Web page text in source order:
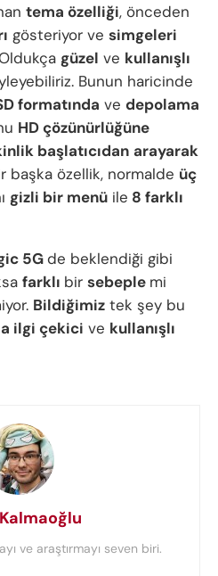
tema özelliği, önceden
gösteriyor ve simgeleri
güzel ve kullanışlı
Bunun haricinde
formatında ve depolama
HD çözünürlüğüne
başlatıcıdan arayarak
başka özellik, normalde üç
gizli bir menü ile 8 farklı
5Gde beklendiği gibi
farklı bir sebeple mi
Bildiğimiz tek şey bu
ilgi çekici ve kullanışlı
ve araştırmayı seven biri.